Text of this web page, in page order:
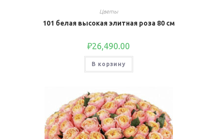
Цветы
101 белая высокая элитная роза 80 см
₽26,490.00
В корзину